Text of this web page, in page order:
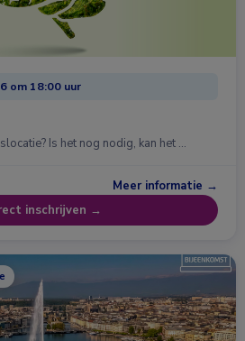
om 18:00 uur
Is het nog nodig, kan het …
Meer informatie →
inschrijven →